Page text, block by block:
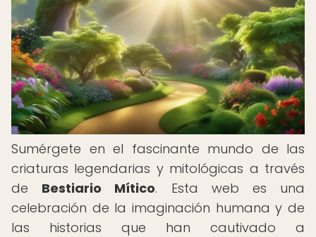
Sumérgete en el fascinante mundo de las
criaturas legendarias y mitológicas a través
de Bestiario Mítico. Esta web es una
celebración de la imaginación humana y de
las historias que han cautivado a